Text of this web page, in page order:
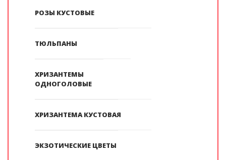
РОЗЫ КУСТОВЫЕ
ТЮЛЬПАНЫ
ХРИЗАНТЕМЫ
ОДНОГОЛОВЫЕ
ХРИЗАНТЕМА КУСТОВАЯ
ЭКЗОТИЧЕСКИЕ ЦВЕТЫ